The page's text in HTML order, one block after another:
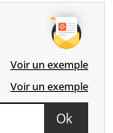
Voir un exemple
Voir un exemple